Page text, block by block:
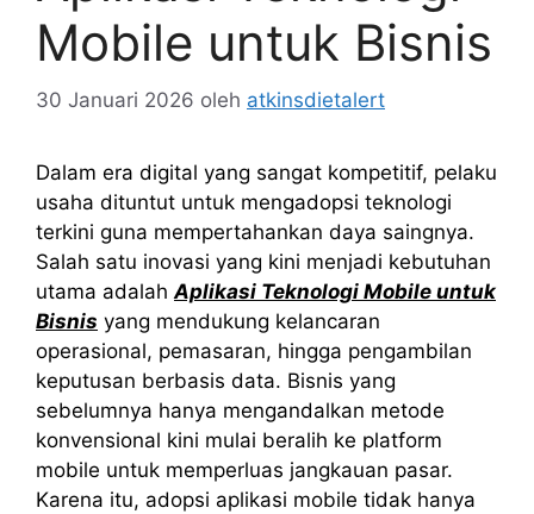
Mobile untuk Bisnis
30 Januari 2026 oleh atkinsdietalert
Dalam era digital yang sangat kompetitif, pelaku
usaha dituntut untuk mengadopsi teknologi
terkini guna mempertahankan daya saingnya.
Salah satu inovasi yang kini menjadi kebutuhan
utama adalahAplikasi Teknologi Mobile untuk
Bisnis yang mendukung kelancaran
operasional, pemasaran, hingga pengambilan
keputusan berbasis data. Bisnis yang
sebelumnya hanya mengandalkan metode
konvensional kini mulai beralih ke platform
mobile untuk memperluas jangkauan pasar.
Karena itu, adopsi aplikasi mobile tidak hanya